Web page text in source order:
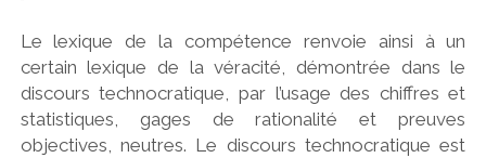
Le lexique de la compétence renvoie ainsi à un
certain lexique de la véracité, démontrée dans le
discours technocratique, par l’usage des chiffres et
statistiques, gages de rationalité et preuves
objectives, neutres. Le discours technocratique est